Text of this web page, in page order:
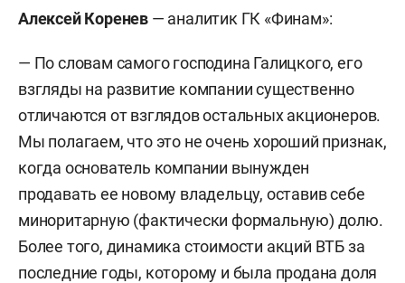
Алексей Коренев — аналитик ГК «Финам»:
— По словам самого господина Галицкого, его
взгляды на развитие компании существенно
отличаются от взглядов остальных акционеров.
Мы полагаем, что это не очень хороший признак,
когда основатель компании вынужден
продавать ее новому владельцу, оставив себе
миноритарную (фактически формальную) долю.
Более того, динамика стоимости акций ВТБ за
последние годы, которому и была продана доля